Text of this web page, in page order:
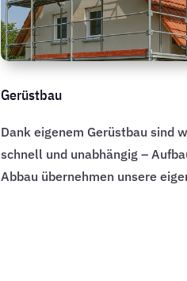
Gerüstbau
Dank eigenem Gerüstbau sind
schnell und unabhängig –
Abbau übernehmen unsere